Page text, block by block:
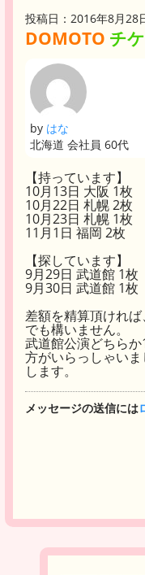
投稿日：2016年8月28
DOMOTO チ
by はな
北海道 会社員 60代
【持っています】
10月13日 大阪 1枚
10月22日 札幌 2枚
10月23日 札幌 1枚
11月1日 福岡 2枚
【探しています】
9月29日 武道館 1枚
9月30日 武道館 1枚
差額を精算頂けれ
でも構いません。
武道館公演どちら
方がいらっしゃい
します。
メッセージの送信には